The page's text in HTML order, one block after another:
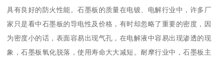
具有良好的防火性能。石墨板的质量在电镀、电解行业中，许多厂
家只是看中石墨板的导电性及价格，有时却忽略了重要的密度，因
为密度小的话，表面容易出现气孔，在电解液中容易出现渗透的现
象，石墨板氧化脱落，使用寿命大大减短。耐摩行业中，石墨板主